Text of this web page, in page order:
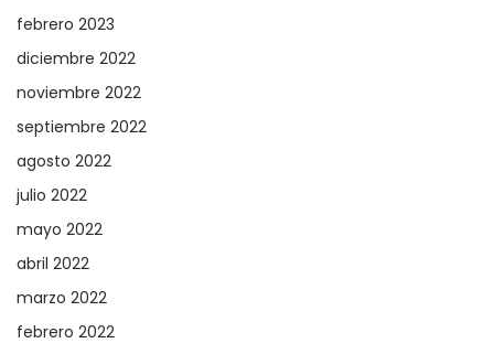
febrero 2023
diciembre 2022
noviembre 2022
septiembre 2022
agosto 2022
julio 2022
mayo 2022
abril 2022
marzo 2022
febrero 2022